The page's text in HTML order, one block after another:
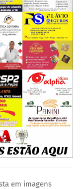
em imagens